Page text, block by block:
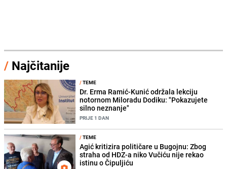
/ Najčitanije
/TEME
Dr. Erma Ramić-Kunić održala lekciju
notornom Miloradu Dodiku: "Pokazujete
silno neznanje"
PRIJE 1 DAN
/TEME
Agić kritizira političare u Bugojnu: Zbog
straha od HDZ-a niko Vučiću nije rekao
istinu o Čipuljiću